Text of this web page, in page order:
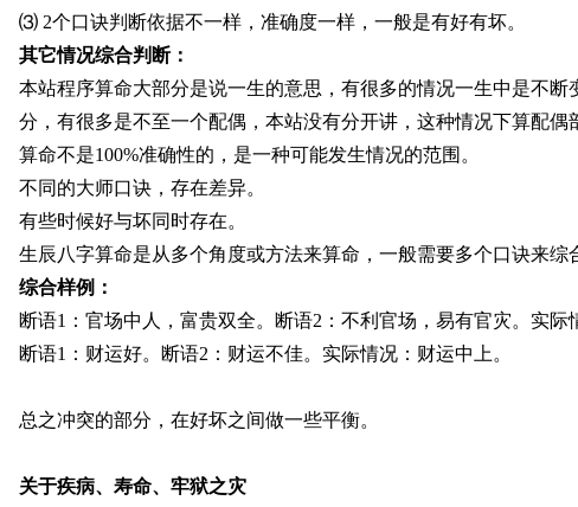
⑶ 2个口诀判断依据不一样，准确度一样，一般是有好有坏。
其它情况综合判断：
本站程序算命大部分是说一生的意思，有很多的情况一生中是不
分，有很多是不至一个配偶，本站没有分开讲，这种情况下算配偶
算命不是100%准确性的，是一种可能发生情况的范围。
不同的大师口诀，存在差异。
有些时候好与坏同时存在。
生辰八字算命是从多个角度或方法来算命，一般需要多个口诀来
综合样例：
断语1：官场中人，富贵双全。断语2：不利官场，易有官灾。实
断语1：财运好。断语2：财运不佳。 实际情况：财运中上。
总之冲突的部分，在好坏之间做一些平衡。
关于疾病、寿命、牢狱之灾